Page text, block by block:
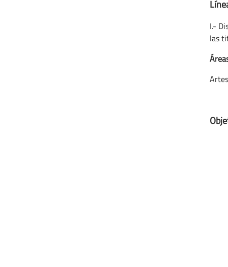
I.-
las